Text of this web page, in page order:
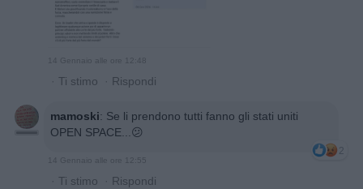
14 Gennaio alle ore 12:48
· Ti stimo · Rispondi
mamoski: Se li prendono tutti fanno gli stati uniti
OPEN SPACE...😕
2
14 Gennaio alle ore 12:55
· Ti stimo · Rispondi